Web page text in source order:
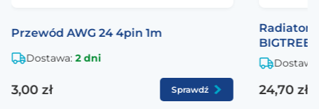
Przewód AWG 24 4pin 1m
Dostawa:2 dni
3,00 zł Sprawdź
Radiator
24,70 zł